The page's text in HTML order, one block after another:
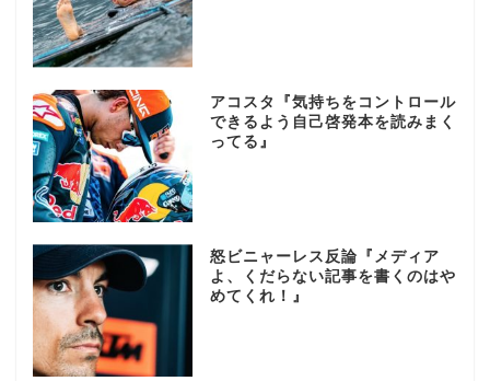
アコスタ『気持ちをコントロール
できるよう自己啓発本を読みまく
ってる』
怒ビニャーレス反論『メディア
よ、くだらない記事を書くのはや
めてくれ！』